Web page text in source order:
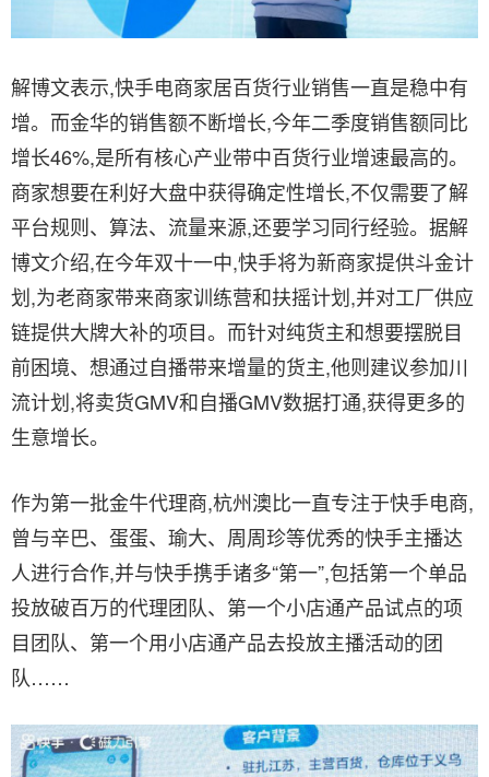
解博文表示,快手电商家居百货行业销售一直是稳中有
增。而金华的销售额不断增长,今年二季度销售额同比
增长46%,是所有核心产业带中百货行业增速最高的。
商家想要在利好大盘中获得确定性增长,不仅需要了解
平台规则、算法、流量来源,还要学习同行经验。据解
博文介绍,在今年双十一中,快手将为新商家提供斗金计
划,为老商家带来商家训练营和扶摇计划,并对工厂供应
链提供大牌大补的项目。而针对纯货主和想要摆脱目
前困境、想通过自播带来增量的货主,他则建议参加川
流计划,将卖货GMV和自播GMV数据打通,获得更多的
生意增长。
作为第一批金牛代理商,杭州澳比一直专注于快手电商,
曾与辛巴、蛋蛋、瑜大、周周珍等优秀的快手主播达
人进行合作,并与快手携手诸多“第一”,包括第一个单品
投放破百万的代理团队、第一个小店通产品试点的项
目团队、第一个用小店通产品去投放主播活动的团
队……